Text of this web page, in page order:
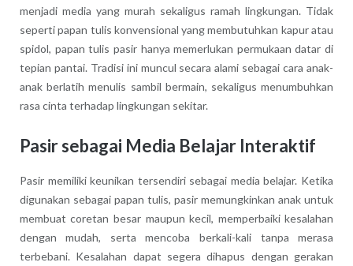
menjadi media yang murah sekaligus ramah lingkungan. Tidak
seperti papan tulis konvensional yang membutuhkan kapur atau
spidol, papan tulis pasir hanya memerlukan permukaan datar di
tepian pantai. Tradisi ini muncul secara alami sebagai cara anak-
anak berlatih menulis sambil bermain, sekaligus menumbuhkan
rasa cinta terhadap lingkungan sekitar.
Pasir sebagai Media Belajar Interaktif
Pasir memiliki keunikan tersendiri sebagai media belajar. Ketika
digunakan sebagai papan tulis, pasir memungkinkan anak untuk
membuat coretan besar maupun kecil, memperbaiki kesalahan
dengan mudah, serta mencoba berkali-kali tanpa merasa
terbebani. Kesalahan dapat segera dihapus dengan gerakan